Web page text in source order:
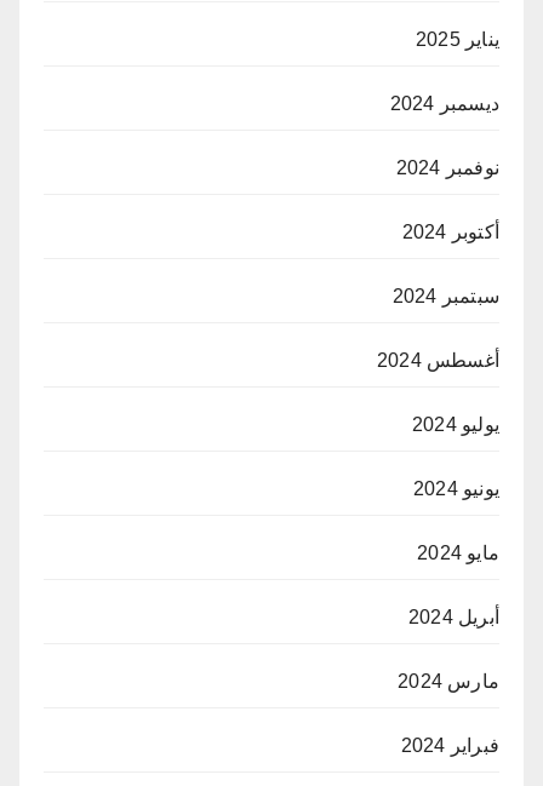
يناير 2025
ديسمبر 2024
نوفمبر 2024
أكتوبر 2024
سبتمبر 2024
أغسطس 2024
يوليو 2024
يونيو 2024
مايو 2024
أبريل 2024
مارس 2024
فبراير 2024